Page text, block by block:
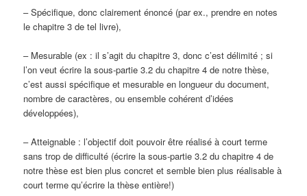
– Spécifique, donc clairement énoncé (par ex., prendre en notes
le chapitre 3 de tel livre),
– Mesurable (ex : il s’agit du chapitre 3, donc c’est délimité ; si
l’on veut écrire la sous-partie 3.2 du chapitre 4 de notre thèse,
c’est aussi spécifique et mesurable en longueur du document,
nombre de caractères, ou ensemble cohérent d’idées
développées),
– Atteignable : l’objectif doit pouvoir être réalisé à court terme
sans trop de difficulté (écrire la sous-partie 3.2 du chapitre 4 de
notre thèse est bien plus concret et semble bien plus réalisable à
court terme qu’écrire la thèse entière!)